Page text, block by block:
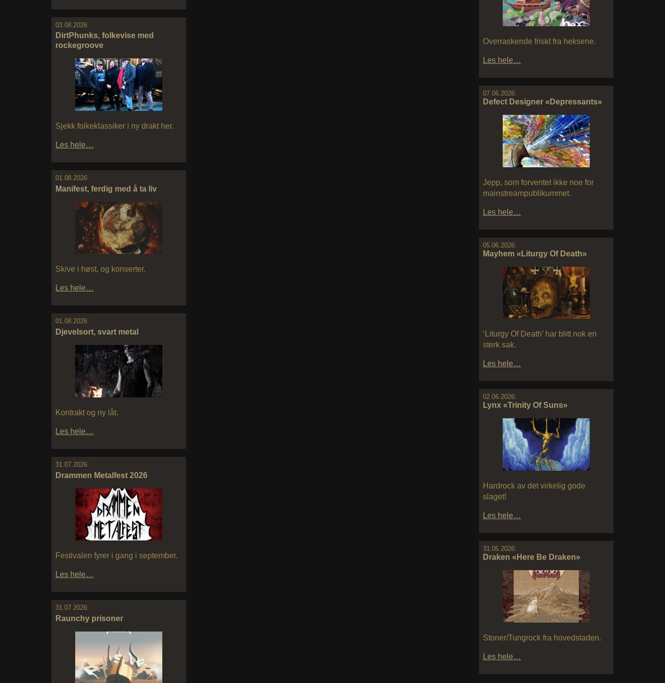
03.08.2026:
DirtPhunks, folkevise med
rockegroove
Sjekk folkeklassiker i ny drakt her.
Les hele…
01.08.2026:
Manifest, ferdig med å ta liv
Skive i høst, og konserter.
Les hele…
01.08.2026:
Djevelsort, svart metal
Kontrakt og ny låt.
Les hele…
31.07.2026:
Drammen Metalfest 2026
Festivalen fyrer i gang i september.
Les hele…
31.07.2026:
Raunchy prisoner
Overraskende friskt fra heksene.
Les hele…
07.06.2026:
Defect Designer «Depressants»
Jepp, som forventet ikke noe for
mainstreampublikummet.
Les hele…
05.06.2026:
Mayhem «Liturgy Of Death»
‘Liturgy Of Death’ har blitt nok en
sterk sak.
Les hele…
02.06.2026:
Lynx «Trinity Of Suns»
Hardrock av det virkelig gode
slaget!
Les hele…
31.05.2026:
Draken «Here Be Draken»
Stoner/Tungrock fra hovedstaden.
Les hele…